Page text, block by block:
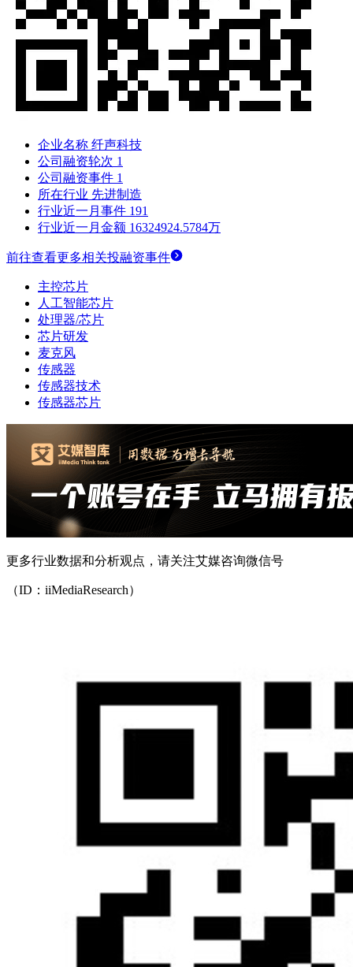
企业名称 纤声科技
公司融资轮次 1
公司融资事件 1
所在行业 先进制造
行业近一月事件 191
行业近一月金额 16324924.5784万
前往查看更多相关投融资事件
主控芯片
人工智能芯片
处理器/芯片
芯片研发
麦克风
传感器
传感器技术
传感器芯片
更多行业数据和分析观点，请关注艾媒咨询微信号
（ID：iiMediaResearch）